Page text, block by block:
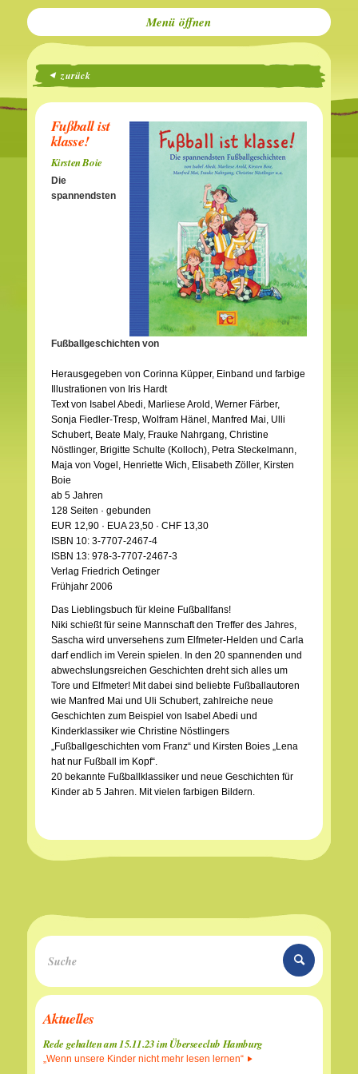
Menü
zurück
Fußball ist
klasse!
Kirsten Boie
Die
spannendsten
Fußballgeschichten von
Herausgegeben von Corinna Küpper, Einband und farbige
Illustrationen von Iris Hardt
Text von Isabel Abedi, Marliese Arold, Werner Färber,
Sonja Fiedler-Tresp, Wolfram Hänel, Manfred Mai, Ulli
Schubert, Beate Maly, Frauke Nahrgang, Christine
Nöstlinger, Brigitte Schulte (Kolloch), Petra Steckelmann,
Maja von Vogel, Henriette Wich, Elisabeth Zöller, Kirsten
Boie
ab 5 Jahren
128 Seiten · gebunden
EUR 12,90 · EUA 23,50 · CHF 13,30
ISBN 10: 3-7707-2467-4
ISBN 13: 978-3-7707-2467-3
Verlag Friedrich Oetinger
Frühjahr 2006
Das Lieblingsbuch für kleine Fußballfans!
Niki schießt für seine Mannschaft den Treffer des Jahres,
Sascha wird unversehens zum Elfmeter-Helden und Carla
darf endlich im Verein spielen. In den 20 spannenden und
abwechslungsreichen Geschichten dreht sich alles um
Tore und Elfmeter! Mit dabei sind beliebte Fußballautoren
wie Manfred Mai und Uli Schubert, zahlreiche neue
Geschichten zum Beispiel von Isabel Abedi und
Kinderklassiker wie Christine Nöstlingers
„Fußballgeschichten vom Franz“ und Kirsten Boies „Lena
hat nur Fußball im Kopf“.
20 bekannte Fußballklassiker und neue Geschichten für
Kinder ab 5 Jahren. Mit vielen farbigen Bildern.
Aktuelles
Rede gehalten am 15.11.23 im Überseeclub Hamburg
„Wenn unsere Kinder nicht mehr lesen lernen“